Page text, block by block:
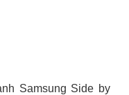
Samsung Side by